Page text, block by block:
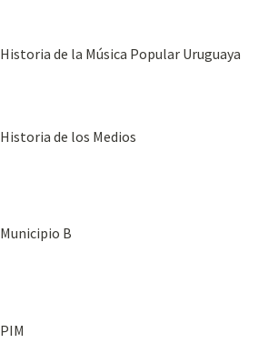
Historia de la Música Popular Uruguaya
Historia de los Medios
Municipio B
PIM